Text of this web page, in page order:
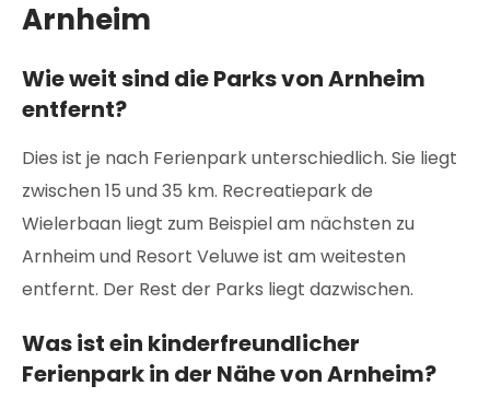
Arnheim
Wie weit sind die Parks von Arnheim
entfernt?
Dies ist je nach Ferienpark unterschiedlich. Sie liegt
zwischen 15 und 35 km. Recreatiepark de
Wielerbaan liegt zum Beispiel am nächsten zu
Arnheim und Resort Veluwe ist am weitesten
entfernt. Der Rest der Parks liegt dazwischen.
Was ist ein kinderfreundlicher
Ferienpark in der Nähe von Arnheim?